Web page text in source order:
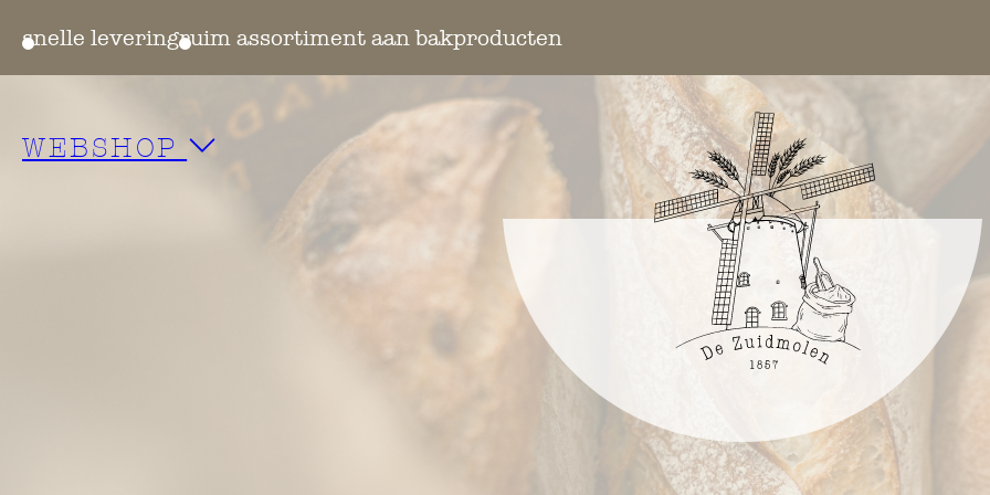
snelle leveringruim assortiment aan bakproducten
WEBSHOP